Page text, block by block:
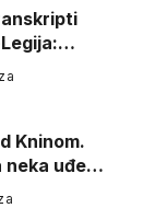
neka uđe,